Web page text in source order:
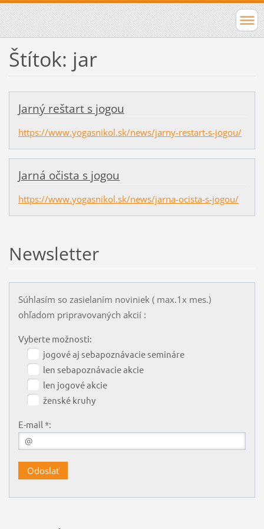
Štítok: jar
Jarný reštart s jogou
https://www.yogasnikol.sk/news/jarny-restart-s-jogou/
Jarná očista s jogou
https://www.yogasnikol.sk/news/jarna-ocista-s-jogou/
Newsletter
Súhlasím so zasielaním noviniek ( max.1x mes.)
ohľadom pripravovaných akcií :
Vyberte možnosti:
jogové aj sebapoznávacie semináre
len sebapoznávacie akcie
len jogové akcie
ženské kruhy
E-mail *: